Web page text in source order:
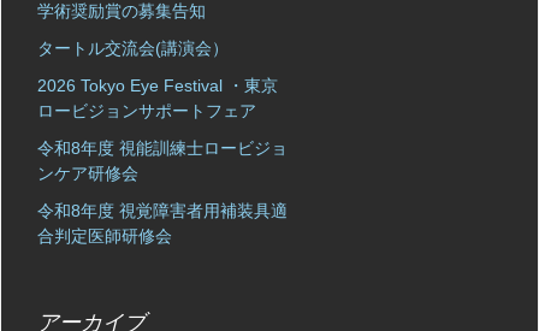
学術奨励賞の募集告知
タートル交流会(講演会）
2026 Tokyo Eye Festival ・東京
ロービジョンサポートフェア
令和8年度 視能訓練士ロービジョ
ンケア研修会
令和8年度 視覚障害者用補装具適
合判定医師研修会
アーカイブ